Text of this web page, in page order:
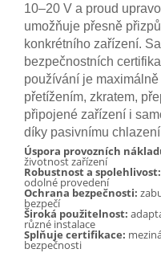
10–20 V a proud
umožňuje přesně
konkrétního zařízení.
bezpečnostních
používání je
přetížením, zkratem,
připojené zařízení i
díky pasivnímu
Úspora provozních
životnost zařízení
Robustnost a spolehlivost:
odolné provedení
Ochrana bezpečnosti:
bezpečí
Široká použitelnost:
různé instalace
Splňuje certifikace:
bezpečnosti